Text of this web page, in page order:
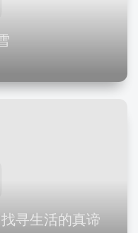
寻生活的真谛